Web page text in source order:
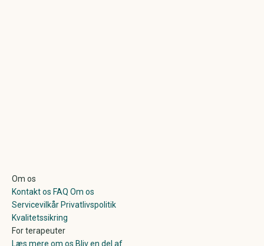
Om os
Kontakt os FAQ Om os
Servicevilkår Privatlivspolitik
Kvalitetssikring
For terapeuter
Læs mere om os Bliv en del af